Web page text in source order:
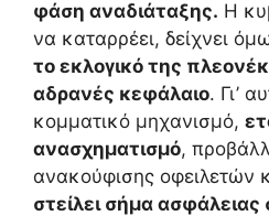
φάση αναδιάταξης. Η
να καταρρέει, δείχνει
το εκλογικό της
αδρανές κεφάλαιο. Γι’
κομματικό μηχανισμό,
ανασχηματισμό,
ανακούφισης οφειλετών
στείλει σήμα ασφάλειας